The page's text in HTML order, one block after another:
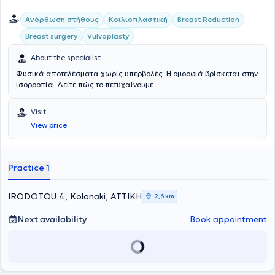
Ανόρθωση στήθους Κοιλιοπλαστική
Breast Reduction
Breast surgery
Vulvoplasty
About the specialist
Φυσικά αποτελέσματα χωρίς υπερβολές. Η ομορφιά βρίσκεται στην
ισορροπία. Δείτε πώς το πετυχαίνουμε.
Visit
View price
Practice 1
IRODOTOU 4, Kolonaki, ΑΤΤΙΚΗ 2,6 km
Next availability Book appointment